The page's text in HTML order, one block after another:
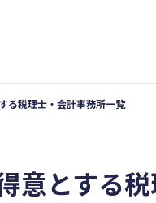
る税理士・会計事務所一覧
意とする